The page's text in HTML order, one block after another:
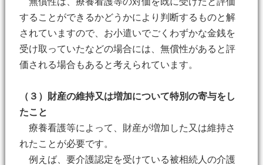
することができるかどうかにより判断するものと解
されていますので、お小遣いでごくわずかな金銭を
受け取っていたなどの場合には、無償性があると評
価される場合もあると考えられています。
（３）財産の維持又は増加について特別の寄与をし
たこと
療養看護等によって、財産が増加した又は維持さ
れたことが必要です。
例えば、要介護認定を受けている被相続人の介護